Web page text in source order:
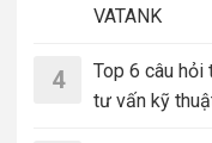
VATANK
4
Top 6 câu
tư vấn kỹ